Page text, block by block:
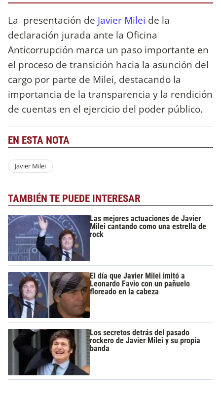
La presentación de Javier Milei de la
declaración jurada ante la Oficina
Anticorrupción marca un paso importante en
el proceso de transición hacia la asunción del
cargo por parte de Milei, destacando la
importancia de la transparencia y la rendición
de cuentas en el ejercicio del poder público.
EN ESTA NOTA
Javier Milei
TAMBIÉN TE PUEDE INTERESAR
Las mejores actuaciones de Javier
Milei cantando como una estrella de
rock
El día que Javier Milei imitó a
Leonardo Favio con un pañuelo
floreado en la cabeza
Los secretos detrás del pasado
rockero de Javier Milei y su propia
banda